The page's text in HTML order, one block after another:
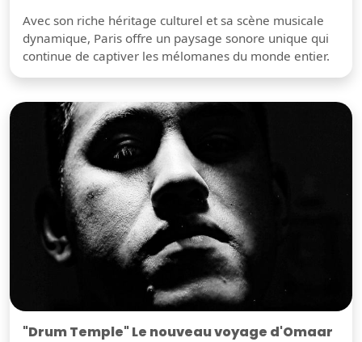
Avec son riche héritage culturel et sa scène musicale
dynamique, Paris offre un paysage sonore unique qui
continue de captiver les mélomanes du monde entier.
"Drum Temple" Le nouveau voyage d'Omaar